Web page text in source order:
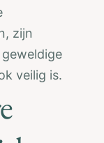
zijn
veilig is.